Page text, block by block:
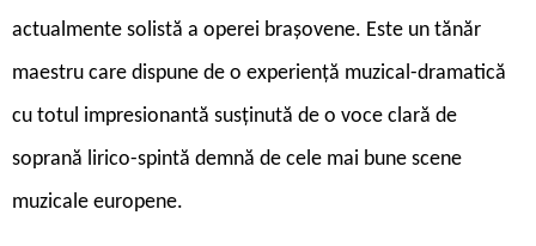
actualmente solistă a operei brașovene. Este un tănăr
maestru care dispune de o experiență muzical-dramatică
cu totul impresionantă susținută de o voce clară de
soprană lirico-spintă demnă de cele mai bune scene
muzicale europene.